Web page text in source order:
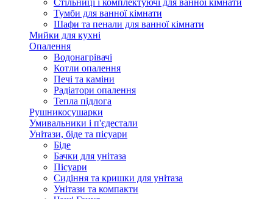
Стільниці і комплектуючі для ванної кімнати
Тумби для ванної кімнати
Шафи та пенали для ванної кімнати
Мийки для кухні
Опалення
Водонагрівачі
Котли опалення
Печі та каміни
Радіатори опалення
Тепла підлога
Рушникосушарки
Умивальники і п'єдестали
Унітази, біде та пісуари
Біде
Бачки для унітаза
Пісуари
Сидіння та кришки для унітаза
Унітази та компакти